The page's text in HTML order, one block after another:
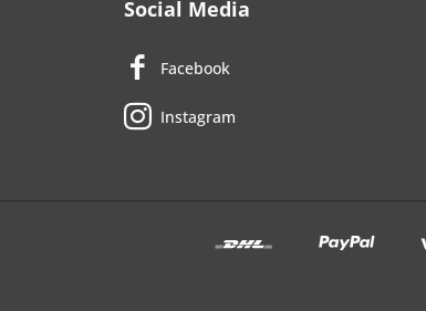
Social Media
Facebook
Instagram